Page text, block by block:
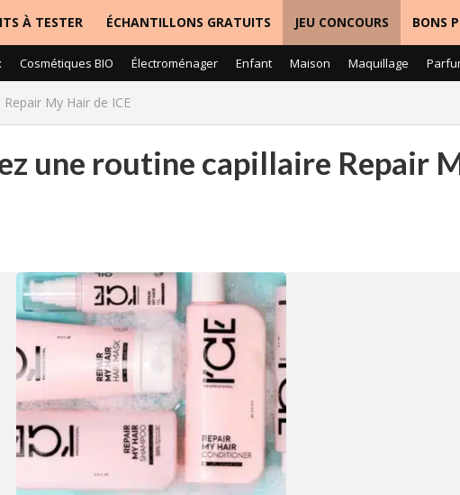
À TESTER ÉCHANTILLONS GRATUITS JEU CONCOURS BONS
Cosmétiques BIO Électroménager Enfant Maison Maquillage
My Hair de ICE
une routine capillaire Repair